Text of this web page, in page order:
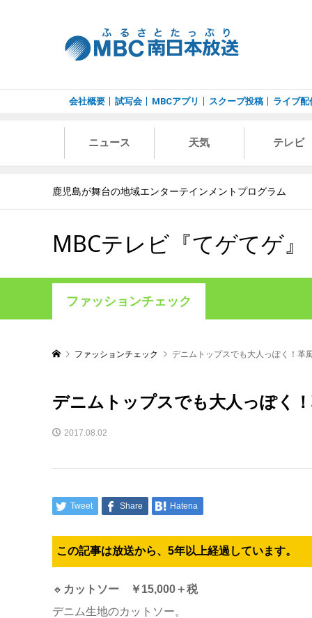
会社概要 試写会 MBCアプリ スクープ投稿 ライブ配
ニュース 天気 テレビ
鹿児島が舞台の地域エンターテインメントプログラム
MBCテレビ『てゲてゲ』
ファッションチェック
ファッションチェック デニムトップスでも大人っぽく！革
デニムトップスでも大人っぽく
2017.08.02
Tweet Share Hatena
この記事は放送から、5年以上経過しています。
🔸 カットソー ￥15,000＋税
デニム生地のカットソー。